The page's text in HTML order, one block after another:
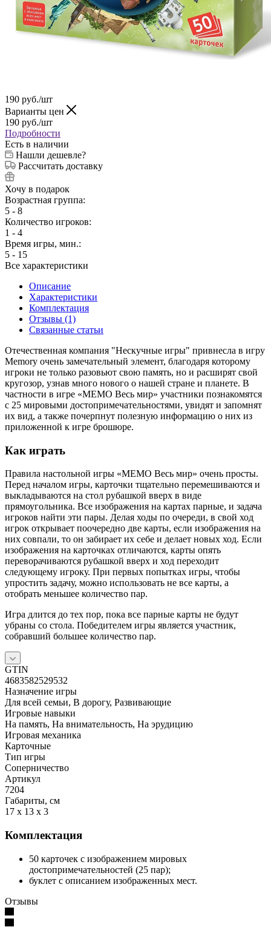
190 руб./шт
Варианты цен
190 руб./шт
Подробности
Есть в наличии
Нашли дешевле?
Рассчитать доставку
Хочу в подарок
Возрастная группа:
5 - 8
Количество игроков:
1 - 4
Время игры, мин.:
5 - 15
Все характеристики
Описание
Характеристики
Комплектация
Отзывы (1)
Связанные статьи
Отечественная компания "Нескучные игры" привнесла в игру
Memory очень замечательный элемент, благодаря которому
игроки не только разовьют свою память, но и расширят свой
кругозор, узнав много нового о нашей стране и планете. В
частности в игре «МЕМО Весь мир» участники познакомятся
с 25 мировыми достопримечательностями, увидят и запомнят
их вид, а также почерпнут полезную информацию о них из
приложенной к игре брошюре.
Как играть
Правила настольной игры «МЕМО Весь мир» очень просты.
Перед началом игры, карточки тщательно перемешиваются и
выкладываются на стол рубашкой вверх в виде
прямоугольника. Все изображения на картах парные, и задача
игроков найти эти пары. Делая ходы по очереди, в свой ход
игрок открывает поочередно две карты, если изображения на
них совпали, то он забирает их себе и делает новых ход. Если
изображения на карточках отличаются, карты опять
переворачиваются рубашкой вверх и ход переходит
следующему игроку. При первых попытках игры, чтобы
упростить задачу, можно использовать не все карты, а
отобрать меньшее количество пар.
Игра длится до тех пор, пока все парные карты не будут
убраны со стола. Победителем игры является участник,
собравший большее количество пар.
GTIN
4683582529532
Назначение игры
Для всей семьи, В дорогу, Развивающие
Игровые навыки
На память, На внимательность, На эрудицию
Игровая механика
Карточные
Тип игры
Соперничество
Артикул
7204
Габариты, см
17 x 13 x 3
Комплектация
50 карточек с изображением мировых
достопримечательностей (25 пар);
буклет с описанием изображенных мест.
Отзывы